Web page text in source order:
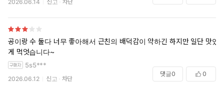
2026.06.14 신고 차단
공이랑 수 둘다 너무 좋아해서 근친의 배덕감이 약하긴 하지만 일단 맛있
게 먹엇습니다~
5s5***
2026.06.12 신고 차단
댓글0 0